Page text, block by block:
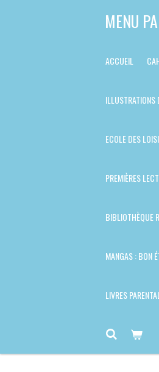
MENU
ACCUEIL
ECOLE DES
PREMIÈRES
BIBLIOTHÈQUE
MANGAS : BON
LIVRES